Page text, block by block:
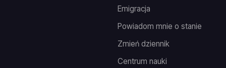
Emigracja
Powiadom mnie o stanie
Zmień dziennik
Centrum nauki